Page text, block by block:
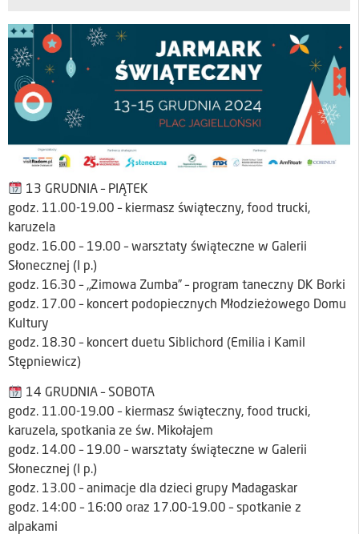
13 GRUDNIA – PIĄTEK
godz. 11.00-19.00 – kiermasz świąteczny, food trucki,
karuzela
godz. 16.00 – 19.00 – warsztaty świąteczne w Galerii
Słonecznej (I p.)
godz. 16.30 – „Zimowa Zumba” – program taneczny DK Borki
godz. 17.00 – koncert podopiecznych Młodzieżowego Domu
Kultury
godz. 18.30 – koncert duetu Siblichord (Emilia i Kamil
Stępniewicz)
14 GRUDNIA – SOBOTA
godz. 11.00-19.00 – kiermasz świąteczny, food trucki,
karuzela, spotkania ze św. Mikołajem
godz. 14.00 – 19.00 – warsztaty świąteczne w Galerii
Słonecznej (I p.)
godz. 13.00 – animacje dla dzieci grupy Madagaskar
godz. 14:00 – 16:00 oraz 17.00-19.00 – spotkanie z
alpakami